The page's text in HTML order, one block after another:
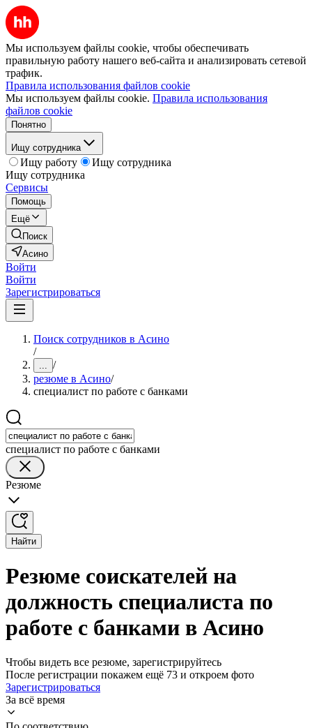
Мы используем файлы cookie, чтобы обеспечивать
правильную работу нашего веб-сайта и анализировать сетевой
трафик.
Правила использования файлов cookie
Мы используем файлы cookie. Правила использования
файлов cookie
Понятно
Ищу сотрудника
Ищу работу
Ищу сотрудника
Ищу сотрудника
Сервисы
Помощь
Ещё
Поиск
Асино
Войти
Войти
Зарегистрироваться
Поиск сотрудников в Асино
/
... /
резюме в Асино/
специалист по работе с банками
специалист по работе с банками
Резюме
Найти
Резюме соискателей на
должность специалиста по
работе с банками в Асино
Чтобы видеть все резюме, зарегистрируйтесь
После регистрации покажем ещё 73 и откроем фото
Зарегистрироваться
За всё время